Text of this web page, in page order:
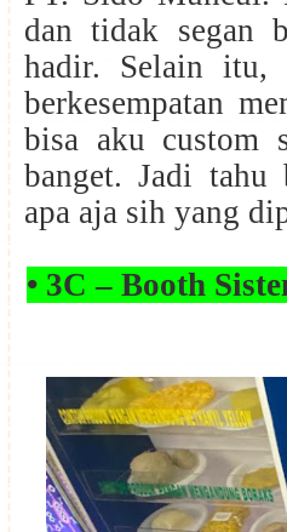
dan tidak segan
hadir. Selain itu,
berkesempatan
bisa aku custom
banget. Jadi tahu
apa aja sih yang
• 3C – Booth